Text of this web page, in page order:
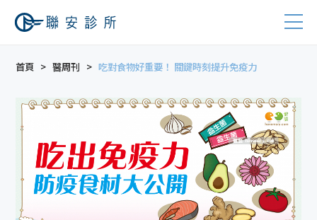
首頁 醫周刊 吃對食物好重要！ 關鍵時刻提升免疫力